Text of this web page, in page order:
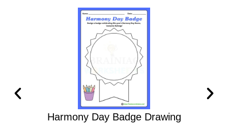
Harmony Day Badge Drawing